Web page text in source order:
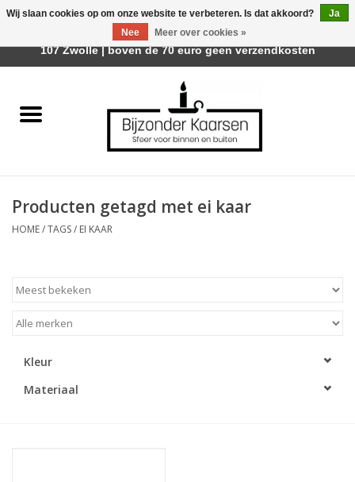
Räder Design Stories
Geurkaarsen
LED Kaarsen
Producten getagd met ei kaar
HOME/TAGS/ EI KAAR
Kleur
Materiaal
Wij slaan cookies op om onze website te verbeteren. Is dat akkoord?
Ja
Nee
Meer over cookies »
Afhalen is mogelijk bij Trotz Woon & Cadeau | Belvederelaan
107 Zwolle | boven de 70 euro geen verzendkosten